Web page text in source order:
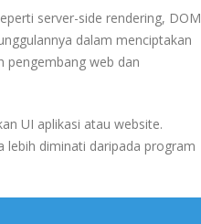
server-side rendering, DOM
dalam menciptakan
pengembang web dan
UI aplikasi atau website.
lebih diminati daripada program